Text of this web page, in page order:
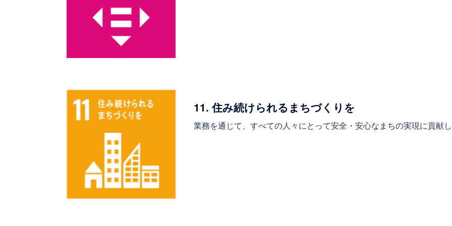
11. 住み続けられるまちづくりを
業務を通じて、すべての人々にとって安全・安心なまちの実現に貢献し